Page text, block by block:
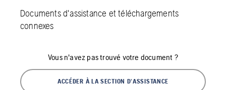
Documents d'assistance et téléchargements
connexes
Vous n'avez pas trouvé votre document ?
ACCÉDER À LA SECTION D'ASSISTANCE